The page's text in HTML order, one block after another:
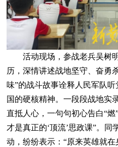
活动现场，参战老兵吴树明
历，深情讲述战地坚守、奋勇
味”的战斗故事诠释人民军队
国的硬核精神。一段段战地实
直抵人心，一句句初心告白“
才是真正的‘顶流’思政课”。
动，纷纷表示：“原来英雄就